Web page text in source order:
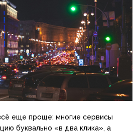
еще проще: многие сервисы
буквально «в два клика», а